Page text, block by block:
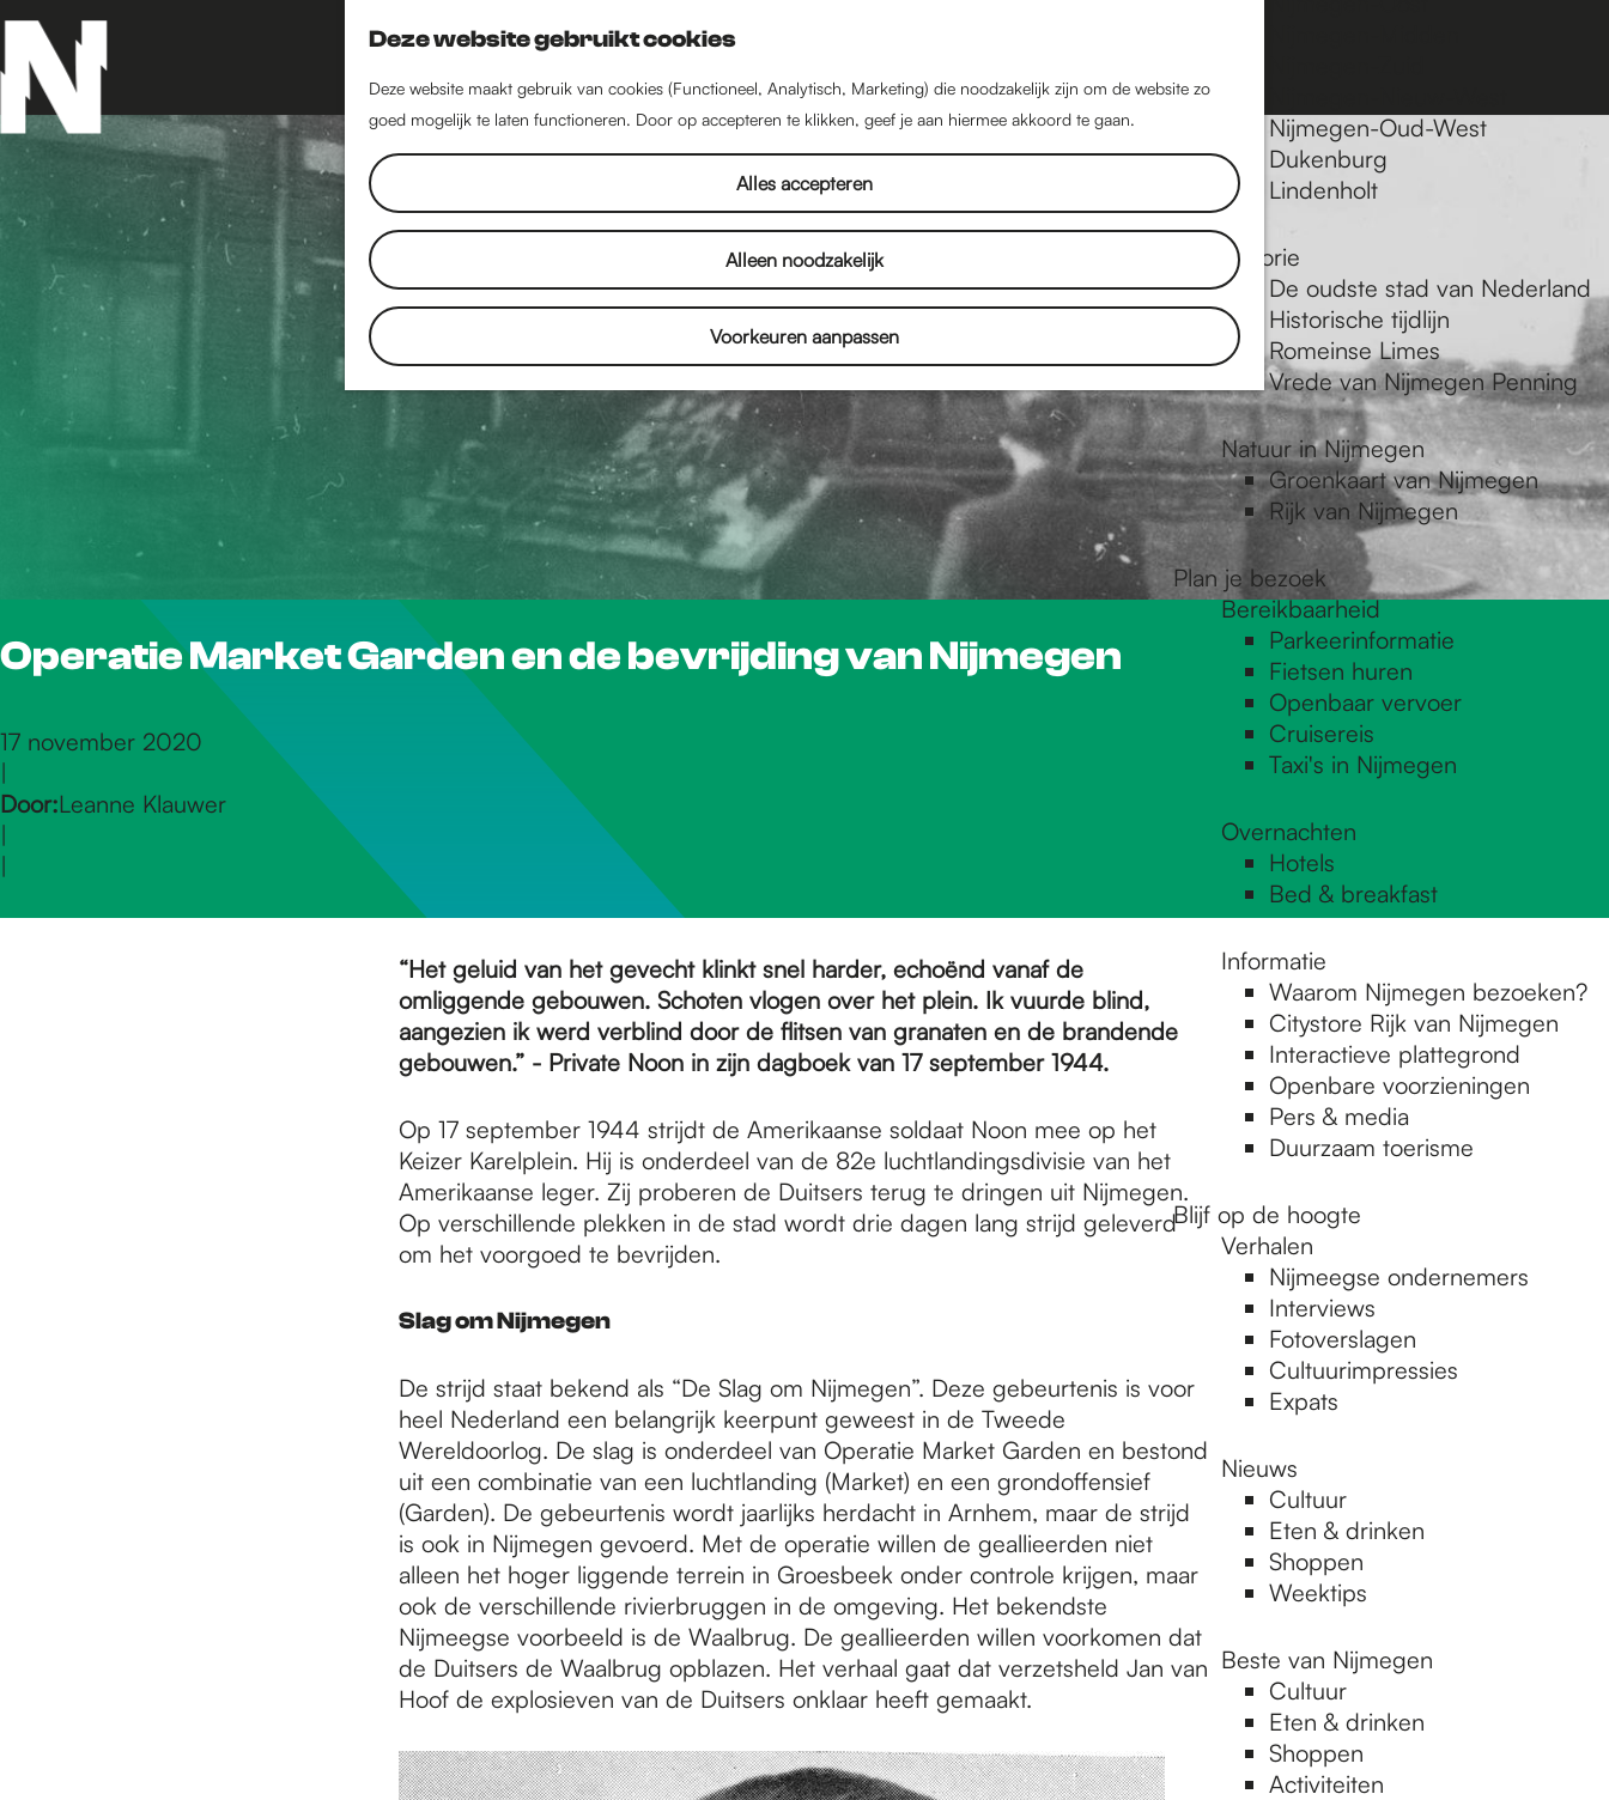
Deze website gebruikt cookies
Deze website maakt gebruik van cookies (Functioneel, Analytisch, Marketing) die noodzakelijk zijn om de website zo
goed mogelijk te laten functioneren. Door op accepteren te klikken, geef je aan hiermee akkoord te gaan.
Alles accepteren
Alleen noodzakelijk
Voorkeuren aanpassen
o
e
k
n
a
a
r
M
n
Nijmegen-Oud-West
Dukenburg
Lindenholt
Historie
De oudste stad van Nederland
Historische tijdlijn
Romeinse Limes
Vrede van Nijmegen Penning
Natuur in Nijmegen
Groenkaart van Nijmegen
Rijk van Nijmegen
Plan je bezoek
Bereikbaarheid
Parkeerinformatie
Fietsen huren
Openbaar vervoer
Cruisereis
Taxi's in Nijmegen
Overnachten
Hotels
Bed & breakfast
Informatie
Waarom Nijmegen bezoeken?
Citystore Rijk van Nijmegen
Interactieve plattegrond
Openbare voorzieningen
Pers & media
Duurzaam toerisme
Blijf op de hoogte
Verhalen
Nijmeegse ondernemers
Interviews
Fotoverslagen
Cultuurimpressies
Expats
Nieuws
Cultuur
Eten & drinken
Shoppen
Weektips
Beste van Nijmegen
Cultuur
Eten & drinken
Shoppen
Activiteiten
Operatie Market Garden en de bevrijding van Nijmegen
17 november 2020
|
Door:Leanne Klauwer
|
|
“Het geluid van het gevecht klinkt snel harder, echoënd vanaf de
omliggende gebouwen. Schoten vlogen over het plein. Ik vuurde blind,
aangezien ik werd verblind door de flitsen van granaten en de brandende
gebouwen.” - Private Noon in zijn dagboek van 17 september 1944.
Op 17 september 1944 strijdt de Amerikaanse soldaat Noon mee op het
Keizer Karelplein. Hij is onderdeel van de 82e luchtlandingsdivisie van het
Amerikaanse leger. Zij proberen de Duitsers terug te dringen uit Nijmegen.
Op verschillende plekken in de stad wordt drie dagen lang strijd geleverd
om het voorgoed te bevrijden.
Slag om Nijmegen
De strijd staat bekend als “De Slag om Nijmegen”. Deze gebeurtenis is voor
heel Nederland een belangrijk keerpunt geweest in de Tweede
Wereldoorlog. De slag is onderdeel van Operatie Market Garden en bestond
uit een combinatie van een luchtlanding (Market) en een grondoffensief
(Garden). De gebeurtenis wordt jaarlijks herdacht in Arnhem, maar de strijd
is ook in Nijmegen gevoerd. Met de operatie willen de geallieerden niet
alleen het hoger liggende terrein in Groesbeek onder controle krijgen, maar
ook de verschillende rivierbruggen in de omgeving. Het bekendste
Nijmeegse voorbeeld is de Waalbrug. De geallieerden willen voorkomen dat
de Duitsers de Waalbrug opblazen. Het verhaal gaat dat verzetsheld Jan van
Hoof de explosieven van de Duitsers onklaar heeft gemaakt.